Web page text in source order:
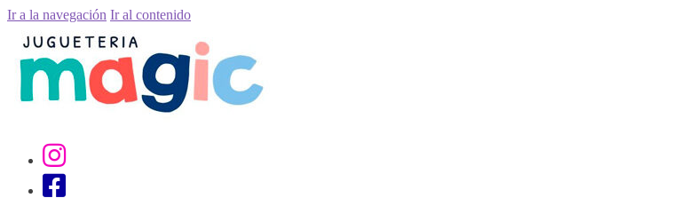
Ir a la navegación Ir al contenido